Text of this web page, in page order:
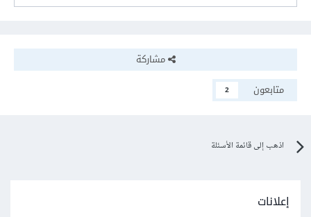
مشاركة
متابعون
2
اذهب إلى قائمة الأسئلة
إعلانات